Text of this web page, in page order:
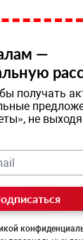
—
получать
не